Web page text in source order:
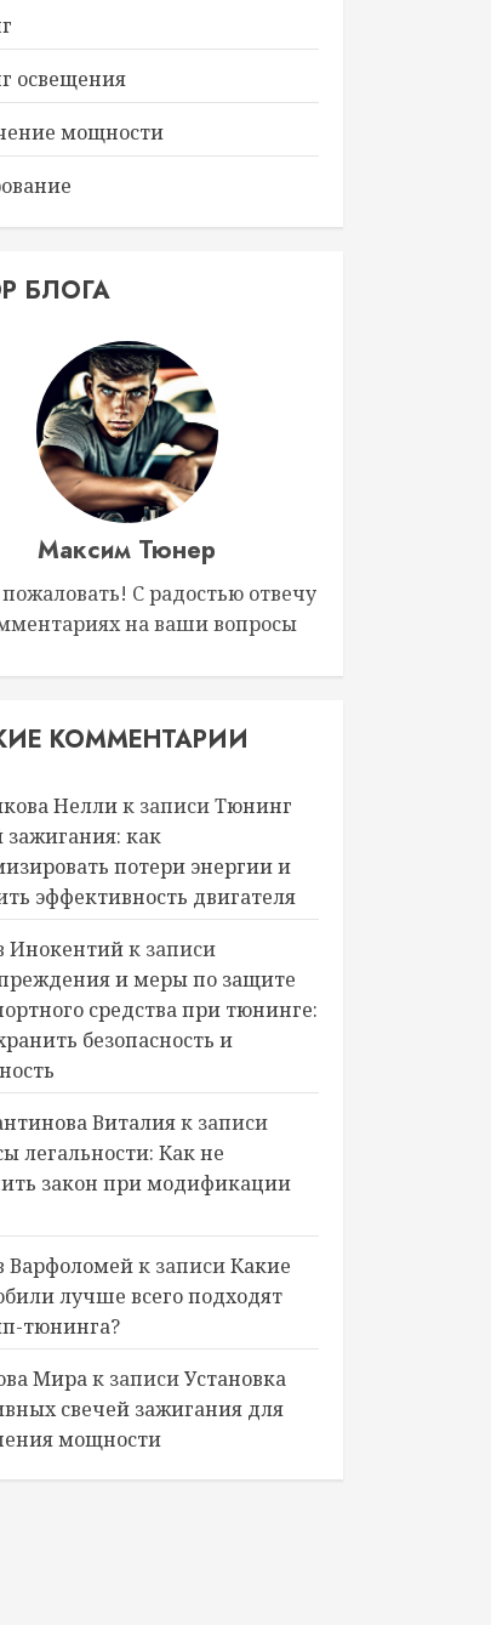
освещения
мощности
БЛОГА
Максим Тюнер
С радостью отвечу
на ваши вопросы
КОММЕНТАРИИ
Неллик записиТюнинг
зажигания: как
потери энергии и
эффективность двигателя
Инокентийк записи
и меры по защите
средства при тюнинге:
безопасность и
Виталияк записи
легальности: Как не
закон при модификации
Варфоломейк записиКакие
лучше всего подходят
тюнинга?
Мирак записиУстановка
свечей зажигания для
мощности